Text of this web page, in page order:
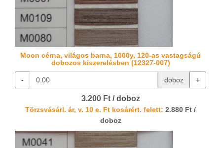
Moon cérna, világos barna, 1000y, 120-as vastagságú
dobozos kiszerelésben (12327-007)
- doboz +
3.200 Ft / doboz
Törzsvásárl. ár, v. 10 e. Ft kosárért. felett: 2.880 Ft /
doboz